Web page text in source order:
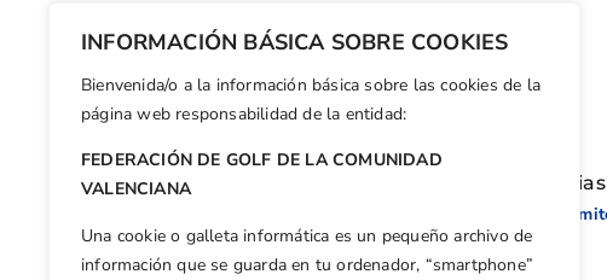
INFORMACIÓN BÁSICA SOBRE COOKIES
Bienvenida/o a la información básica sobre las cookies de la
página web responsabilidad de la entidad:
FEDERACIÓN DE GOLF DE LA COMUNIDAD
VALENCIANA
Una cookie o galleta informática es un pequeño archivo de
información que se guarda en tu ordenador, “smartphone”
Facebook
X WhatsApp
LinkedIn
Email
Otras noticias